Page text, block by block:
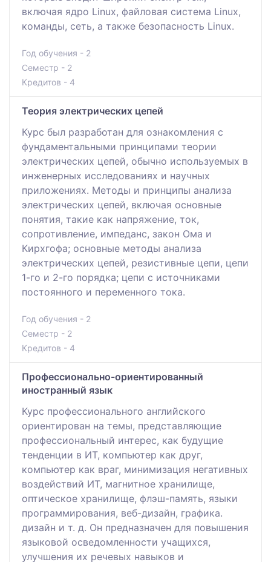
включая ядро Linux, файловая система Linux,
команды, сеть, а также безопасность Linux.
Год обучения - 2
Семестр - 2
Кредитов - 4
Теория электрических цепей
Курс был разработан для ознакомления с
фундаментальными принципами теории
электрических цепей, обычно используемых в
инженерных исследованиях и научных
приложениях. Методы и принципы анализа
электрических цепей, включая основные
понятия, такие как напряжение, ток,
сопротивление, импеданс, закон Ома и
Кирхгофа; основные методы анализа
электрических цепей, резистивные цепи, цепи
1-го и 2-го порядка; цепи с источниками
постоянного и переменного тока.
Год обучения - 2
Семестр - 2
Кредитов - 4
Профессионально-ориентированный
иностранный язык
Курс профессионального английского
ориентирован на темы, представляющие
профессиональный интерес, как будущие
тенденции в ИТ, компьютер как друг,
компьютер как враг, минимизация негативных
воздействий ИТ, магнитное хранилище,
оптическое хранилище, флэш-память, языки
программирования, веб-дизайн, графика.
дизайн и т. д. Он предназначен для повышения
языковой осведомленности учащихся,
улучшения их речевых навыков и